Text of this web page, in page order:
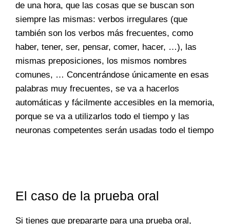
de una hora, que las cosas que se buscan son
siempre las mismas: verbos irregulares (que
también son los verbos más frecuentes, como
haber, tener, ser, pensar, comer, hacer, …), las
mismas preposiciones, los mismos nombres
comunes, … Concentrándose únicamente en esas
palabras muy frecuentes, se va a hacerlos
automáticas y fácilmente accesibles en la memoria,
porque se va a utilizarlos todo el tiempo y las
neuronas competentes serán usadas todo el tiempo
El caso de la prueba oral
Si tienes que prepararte para una prueba oral,